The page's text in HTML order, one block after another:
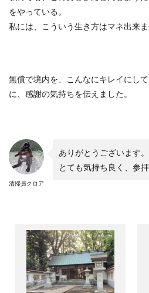
をやっている。
私には、こういう生き方はマネ出来ま
無償で境内を、こんなにキレイにし
に、感謝の気持ちを伝えました。
清掃員クロア
ありがとうございます。
とても気持ち良く、参拝